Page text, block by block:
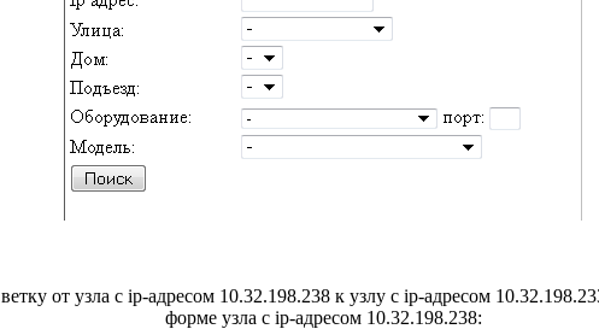
ветку от узла с ip-адресом 10.32.198.238 к узлу с ip-адресом
форме узла с ip-адресом 10.32.198.238: